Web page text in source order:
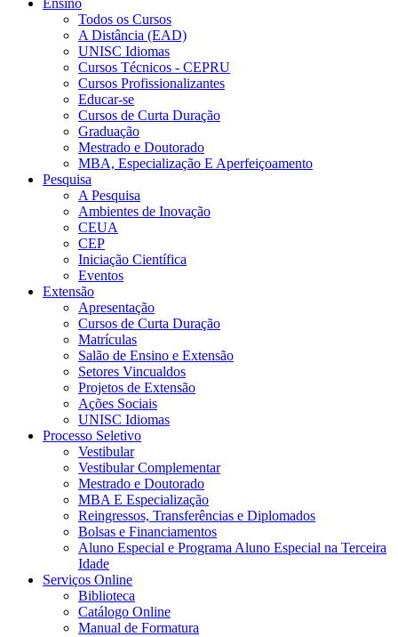
Ensino
Todos os Cursos
A Distância (EAD)
UNISC Idiomas
Cursos Técnicos - CEPRU
Cursos Profissionalizantes
Educar-se
Cursos de Curta Duração
Graduação
Mestrado e Doutorado
MBA, Especialização E Aperfeiçoamento
Pesquisa
A Pesquisa
Ambientes de Inovação
CEUA
CEP
Iniciação Científica
Eventos
Extensão
Apresentação
Cursos de Curta Duração
Matrículas
Salão de Ensino e Extensão
Setores Vincualdos
Projetos de Extensão
Ações Sociais
UNISC Idiomas
Processo Seletivo
Vestibular
Vestibular Complementar
Mestrado e Doutorado
MBA E Especialização
Reingressos, Transferências e Diplomados
Bolsas e Financiamentos
Aluno Especial e Programa Aluno Especial na Terceira
Idade
Serviços Online
Biblioteca
Catálogo Online
Manual de Formatura